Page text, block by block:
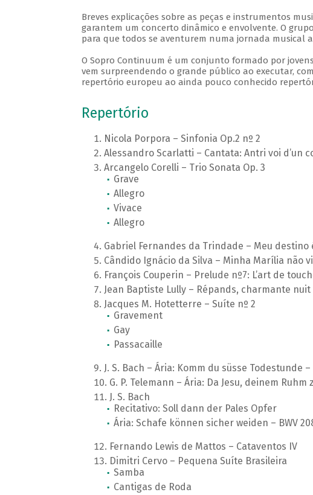
Breves explicações sobre as peças e instrumentos
garantem um concerto dinâmico e envolvente. O
para que todos se aventurem numa jornada musical
O Sopro Continuum é um conjunto formado por
vem surpreendendo o grande público ao executar,
repertório europeu ao ainda pouco conhecido
Repertório
Nicola Porpora – Sinfonia Op.2 nº 2
Alessandro Scarlatti – Cantata: Antri voi d’un
Arcangelo Corelli – Trio Sonata Op. 3
Grave
Allegro
Vivace
Allegro
Gabriel Fernandes da Trindade – Meu destino
Cândido Ignácio da Silva – Minha Marília não
François Couperin – Prelude nº7: L’art de
Jean Baptiste Lully – Répands, charmante nuit
Jacques M. Hotetterre – Suíte nº 2
Gravement
Gay
Passacaille
J. S. Bach – Ária: Komm du süsse Todestunde –
G. P. Telemann – Ária: Da Jesu, deinem Ruhm
J. S. Bach
Recitativo: Soll dann der Pales Opfer
Ária: Schafe können sicher weiden – BWV
Fernando Lewis de Mattos – Cataventos IV
Dimitri Cervo – Pequena Suíte Brasileira
Samba
Cantigas de Roda